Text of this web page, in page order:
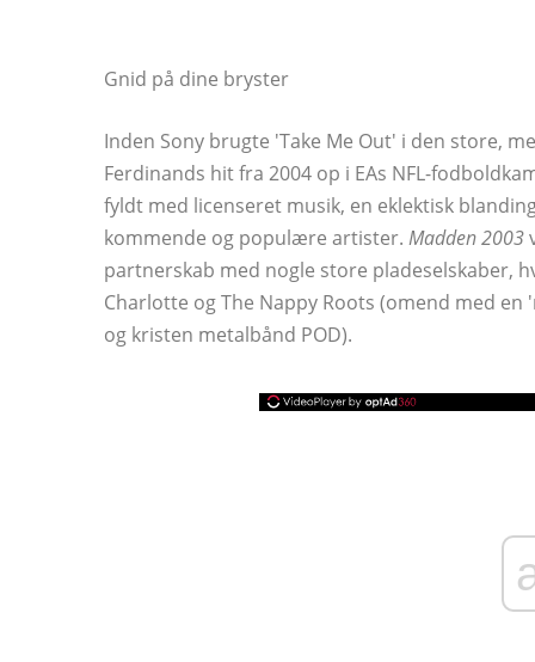
Gnid på dine bryster
Inden Sony brugte 'Take Me Out' i den store,
Ferdinands hit fra 2004 op i EAs NFL-
fyldt med licenseret musik, en eklektisk
kommende og populære artister. Madden 2003
partnerskab med nogle store pladeselskaber,
Charlotte og The Nappy Roots (omend med
og kristen metalbånd POD).